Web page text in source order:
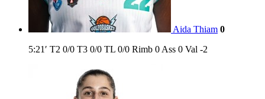
Aida Thiam 0
5:21′ T2 0/0 T3 0/0 TL 0/0 Rimb 0 Ass 0 Val -2